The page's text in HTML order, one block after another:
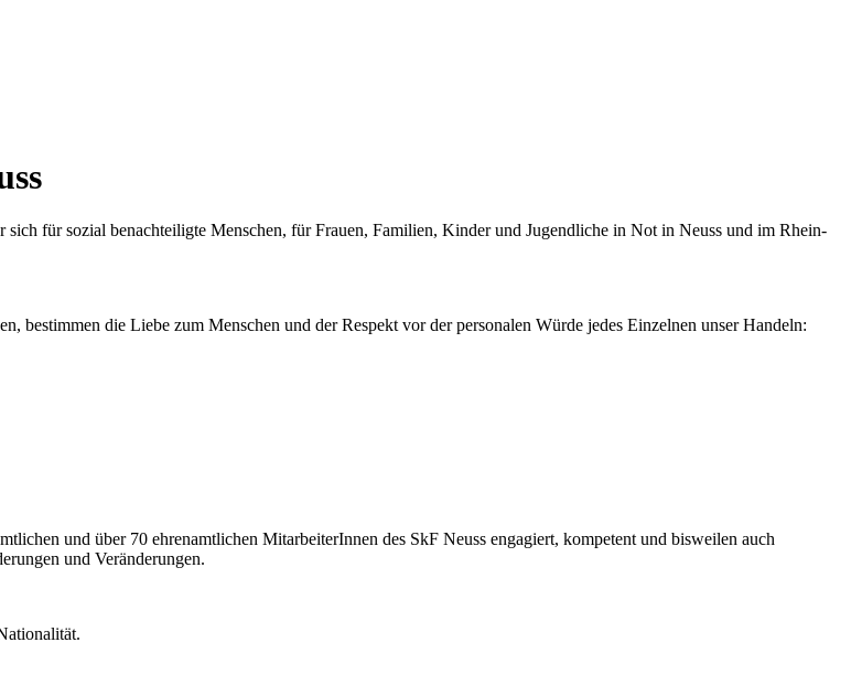
für sozial benachteiligte Menschen, für Frauen, Familien, Kinder und Jugendliche in Not in Neuss und im Rhein-
bestimmen die Liebe zum Menschen und der Respekt vor der personalen Würde jedes Einzelnen unser Handeln:
und über 70 ehrenamtlichen MitarbeiterInnen des SkF Neuss engagiert, kompetent und bisweilen auch
und Veränderungen.